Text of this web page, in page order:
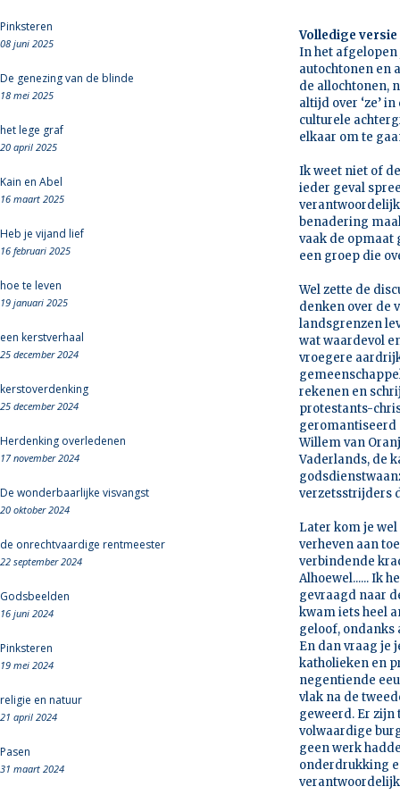
Pinksteren
08 juni 2025
De genezing van de blinde
18 mei 2025
het lege graf
20 april 2025
Kain en Abel
16 maart 2025
Heb je vijand lief
16 februari 2025
hoe te leven
19 januari 2025
een kerstverhaal
25 december 2024
kerstoverdenking
25 december 2024
Herdenking overledenen
17 november 2024
De wonderbaarlijke visvangst
20 oktober 2024
de onrechtvaardige rentmeester
22 september 2024
Godsbeelden
16 juni 2024
Pinksteren
19 mei 2024
religie en natuur
21 april 2024
Pasen
31 maart 2024
Volledige versie
In het afgelopen
autochtonen en
de allochtonen,
altijd over ‘ze’
culturele
elkaar om te
Ik weet niet of
ieder geval
verantwoordelijk
benadering
vaak de opmaat
een groep die
Wel zette de
denken over de
landsgrenzen
wat waardevol
vroegere
rekenen en
protestants-
geromantiseerd
Willem van
Vaderlands, de
verzetsstrijders
Later kom je
verheven aan
verbindende
Alhoewel...... Ik
gevraagd naar
kwam iets heel
geloof,
En dan vraag je
katholieken en
negentiende
vlak na de
geweerd. Er
volwaardige
geen werk
onderdrukking